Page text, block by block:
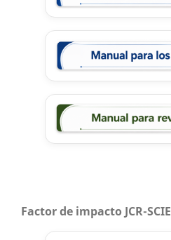
Factor de impacto JCR-SCIE